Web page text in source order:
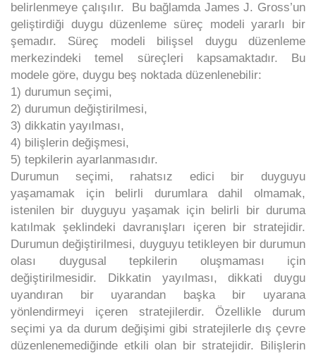
belirlenmeye çalışılır. Bu bağlamda James J. Gross’un
geliştirdiği duygu düzenleme süreç modeli yararlı bir
şemadır. Süreç modeli bilişsel duygu düzenleme
merkezindeki temel süreçleri kapsamaktadır. Bu
modele göre, duygu beş noktada düzenlenebilir:
1) durumun seçimi,
2) durumun değiştirilmesi,
3) dikkatin yayılması,
4) bilişlerin değişmesi,
5) tepkilerin ayarlanmasıdır.
Durumun seçimi, rahatsız edici bir duyguyu
yaşamamak için belirli durumlara dahil olmamak,
istenilen bir duyguyu yaşamak için belirli bir duruma
katılmak şeklindeki davranışları içeren bir stratejidir.
Durumun değiştirilmesi, duyguyu tetikleyen bir durumun
olası duygusal tepkilerin oluşmaması için
değiştirilmesidir. Dikkatin yayılması, dikkati duygu
uyandıran bir uyarandan başka bir uyarana
yönlendirmeyi içeren stratejilerdir. Özellikle durum
seçimi ya da durum değişimi gibi stratejilerle dış çevre
düzenlenemediğinde etkili olan bir stratejidir. Bilişlerin